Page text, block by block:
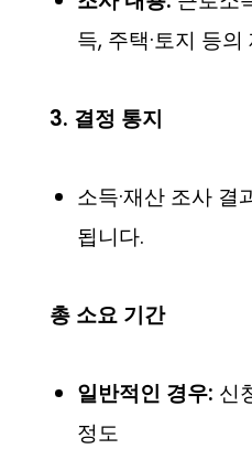
득, 주택·토지 등의
3. 결정 통지
소득·재산 조사 결
됩니다.
총 소요 기간
일반적인 경우: 신
정도